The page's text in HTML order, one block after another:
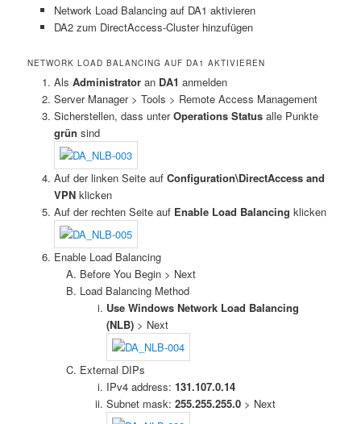
Network Load Balancing auf DA1 aktivieren
DA2 zum DirectAccess-Cluster hinzufügen
NETWORK LOAD BALANCING AUF DA1 AKTIVIEREN
Als Administratoran DA1 anmelden
Server Manager > Tools > Remote Access Management
Sicherstellen, dass unterOperations Statusalle Punkte
grün sind
Auf der linken Seite auf Configuration\DirectAccess and
VPNklicken
Auf der rechten Seite auf Enable Load Balancing klicken
Enable Load Balancing
Before You Begin > Next
Load Balancing Method
Use Windows Network Load Balancing
(NLB)> Next
External DIPs
IPv4 address: 131.107.0.14
Subnet mask: 255.255.255.0> Next